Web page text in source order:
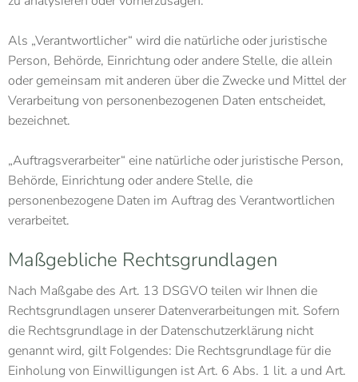
Als „Verantwortlicher“ wird die natürliche oder juristische
Person, Behörde, Einrichtung oder andere Stelle, die allein
oder gemeinsam mit anderen über die Zwecke und Mittel der
Verarbeitung von personenbezogenen Daten entscheidet,
bezeichnet.
„Auftragsverarbeiter“ eine natürliche oder juristische Person,
Behörde, Einrichtung oder andere Stelle, die
personenbezogene Daten im Auftrag des Verantwortlichen
verarbeitet.
Maßgebliche Rechtsgrundlagen
Nach Maßgabe des Art. 13 DSGVO teilen wir Ihnen die
Rechtsgrundlagen unserer Datenverarbeitungen mit. Sofern
die Rechtsgrundlage in der Datenschutzerklärung nicht
genannt wird, gilt Folgendes: Die Rechtsgrundlage für die
Einholung von Einwilligungen ist Art. 6 Abs. 1 lit. a und Art.